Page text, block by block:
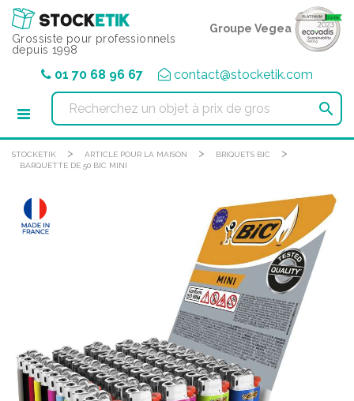
Grossiste pour professionnels
depuis 1998
Groupe Vegea
01 70 68 96 67 contact@stocketik.com

STOCKETIK > ARTICLE POUR LA MAISON > BRIQUETS BIC >
BARQUETTE DE 50 BIC MINI
Panneau de gestion des cookies